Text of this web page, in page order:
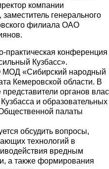
компании
генерального
филиала ОАО
практическая
Кузбасс».
МОД «Сибирский народный
Кемеровской области. В
органов
и образовательных
палаты
обсудить вопросы,
технологий в
вредным
а также формирования